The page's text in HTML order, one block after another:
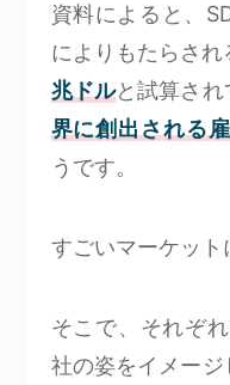
資料によると、
によりもたらされ
兆ドルと試算さ
界に創出される
うです。
すごいマーケット
そこで、それぞ
社の姿をイメージ